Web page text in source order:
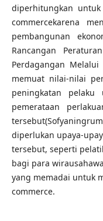
diperhitungkan untuk
commercekarena
pembangunan
Rancangan
Perdagangan Melalui
memuat nilai-nilai
peningkatan
pemerataan
diperlukan upaya-
tersebut, seperti
bagi para
yang memadai untuk
commerce.